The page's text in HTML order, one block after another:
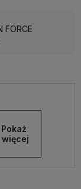
Pokaż
więcej